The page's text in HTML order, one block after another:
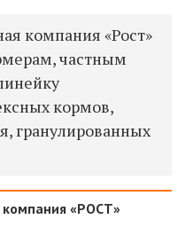
компания «Рост»
частным
кормов,
гранулированных
компания «РОСТ»